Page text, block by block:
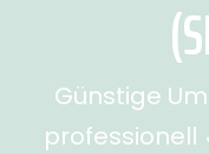
Günstige
professionell